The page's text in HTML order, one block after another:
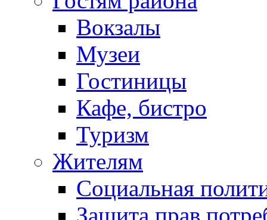
Вокзалы
Музеи
Гостиницы
Кафе, бистро
Туризм
Жителям
Социальная